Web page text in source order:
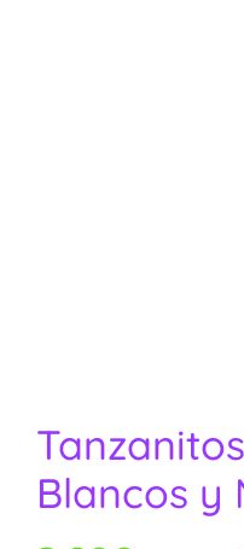
Blancos y